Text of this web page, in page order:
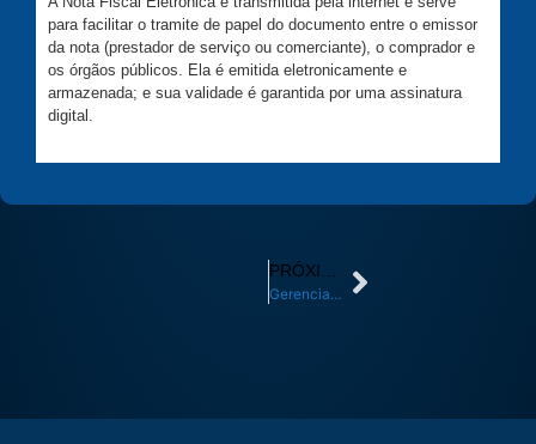
para facilitar o tramite de papel do documento entre o emissor
da nota (prestador de serviço ou comerciante), o comprador e
os órgãos públicos. Ela é emitida eletronicamente e
armazenada; e sua validade é garantida por uma assinatura
digital.
PRÓXIMO
Gerenciamento de resíduos